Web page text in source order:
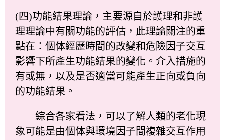
(四)功能結果理論，主要源自於護理和非護
理理論中有關功能的評估，此理論關注的重
點在：個体經歷時間的改變和危險因子交互
影響下所產生功能結果的變化。介入措施的
有或無，以及是否適當可能產生正向或負向
的功能結果。
綜合各家看法，可以了解人類的老化現
象可能是由個体與環境因子間複雜交互作用